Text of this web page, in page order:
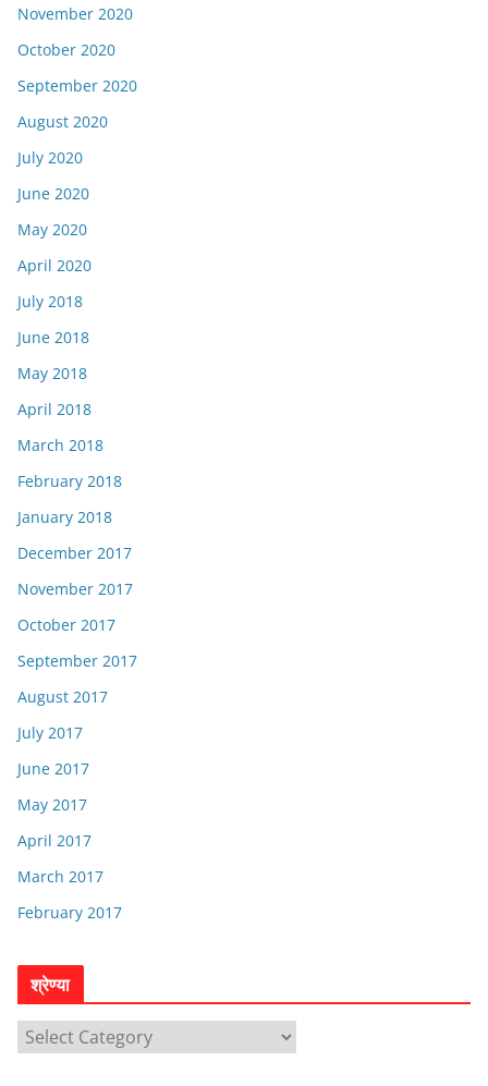
November 2020
October 2020
September 2020
August 2020
July 2020
June 2020
May 2020
April 2020
July 2018
June 2018
May 2018
April 2018
March 2018
February 2018
January 2018
December 2017
November 2017
October 2017
September 2017
August 2017
July 2017
June 2017
May 2017
April 2017
March 2017
February 2017
श्रेण्या
श्रे